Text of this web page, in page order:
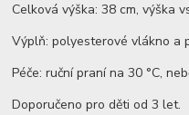
Celková výška: 38 cm, výška
Výplň: polyesterové vlákno a
Péče: ruční praní na 30 °C,
Doporučeno pro děti od 3 let.